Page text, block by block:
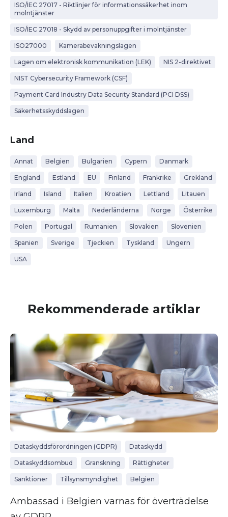
ISO/IEC 27017 - Riktlinjer för informationssäkerhet inom
molntjänster
ISO/IEC 27018 - Skydd av personuppgifter i molntjänster
ISO27000 Kamerabevakningslagen
Lagen om elektronisk kommunikation (LEK) NIS 2-direktivet
NIST Cybersecurity Framework (CSF)
Payment Card Industry Data Security Standard (PCI DSS)
Säkerhetsskyddslagen
Land
Annat Belgien Bulgarien Cypern Danmark
England Estland EU Finland Frankrike Grekland
Irland Island Italien Kroatien Lettland Litauen
Luxemburg Malta Nederländerna Norge Österrike
Polen Portugal Rumänien Slovakien Slovenien
Spanien Sverige Tjeckien Tyskland Ungern
USA
Rekommenderade artiklar
Dataskyddsförordningen (GDPR) Dataskydd
Dataskyddsombud Granskning Rättigheter
Sanktioner Tillsynsmyndighet Belgien
Ambassad i Belgien varnas för överträdelse